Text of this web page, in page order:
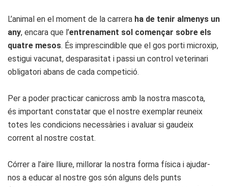
L’animal en el moment de la carrera ha de tenir almenys un
any, encara que l’entrenament sol començar sobre els
quatre mesos. És imprescindible que el gos porti microxip,
estigui vacunat, desparasitat i passi un control veterinari
obligatori abans de cada competició.
Per a poder practicar canicross amb la nostra mascota,
és important constatar que el nostre exemplar reuneix
totes les condicions necessàries i avaluar si gaudeix
corrent al nostre costat.
Córrer a l’aire lliure, millorar la nostra forma física i ajudar-
nos a educar al nostre gos són alguns dels punts